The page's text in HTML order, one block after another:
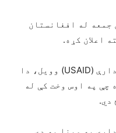
جمعه له افغانستان
د امریکا د نړیوالې پراختیا ادارې (USAID) وویل، دا
چې په اوس وخت کې له
دي.
په وینا په دې